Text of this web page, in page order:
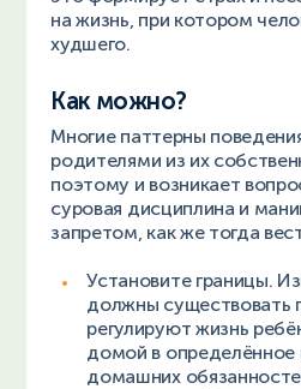
на жизнь, при котором
худшего.
Как можно?
Многие паттерны
родителями из их
поэтому и возникает
суровая дисциплина и
запретом, как же тогда
Установите границы.
должны существовать
регулируют жизнь
домой в определённое
домашних